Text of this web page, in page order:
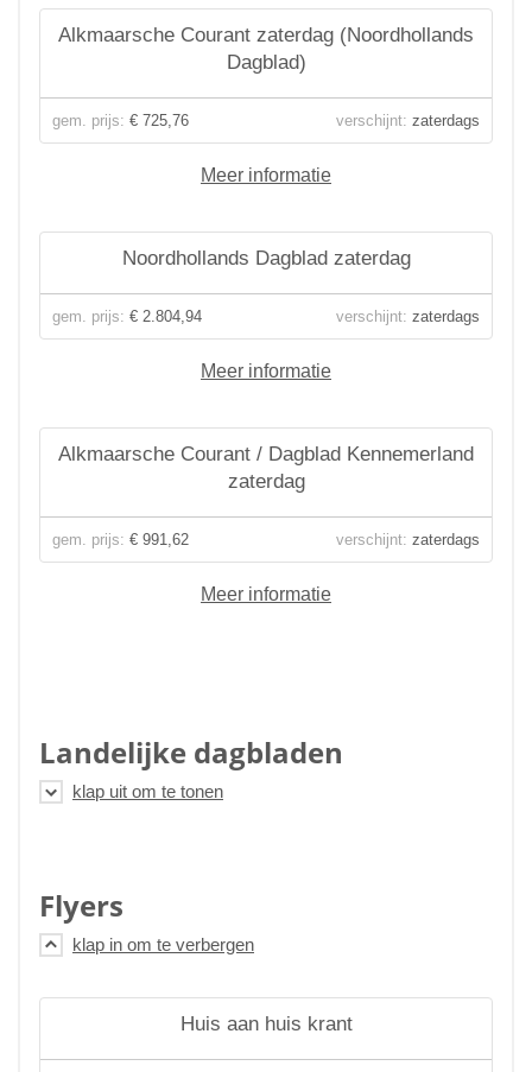
Alkmaarsche Courant zaterdag (Noordhollands
Dagblad)
gem. prijs: € 725,76 verschijnt: zaterdags
Meer informatie
Noordhollands Dagblad zaterdag
gem. prijs: € 2.804,94 verschijnt: zaterdags
Meer informatie
Alkmaarsche Courant / Dagblad Kennemerland
zaterdag
gem. prijs: € 991,62 verschijnt: zaterdags
Meer informatie
Landelijke dagbladen
Flyers
Huis aan huis krant